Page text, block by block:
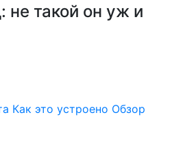
не такой он уж и
Как это устроено Обзор